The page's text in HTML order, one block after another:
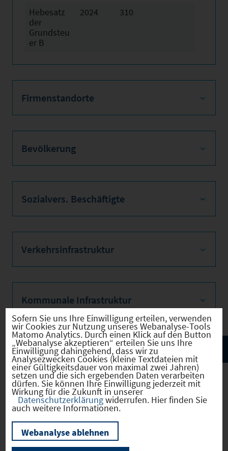
Hebesatz
der
Grundsteu
er B
2024 310
Firmenstandorte
Bevölkerung
Sozialvers. Beschäftigte
Verkehrsinfrastruktur
Kommunale Infrastruktur
Patersdorf(09276134)
Sofern Sie uns Ihre Einwilligung erteilen, verwenden
wir Cookies zur Nutzung unseres Webanalyse-Tools
Matomo Analytics. Durch einen Klick auf den Button
„Webanalyse akzeptieren“ erteilen Sie uns Ihre
Einwilligung dahingehend, dass wir zu
Analysezwecken Cookies (kleine Textdateien mit
einer Gültigkeitsdauer von maximal zwei Jahren)
setzen und die sich ergebenden Daten verarbeiten
dürfen. Sie können Ihre Einwilligung jederzeit mit
Wirkung für die Zukunft in unserer
Datenschutzerklärungwiderrufen. Hier finden Sie
auch weitere Informationen.
Webanalyse ablehnen